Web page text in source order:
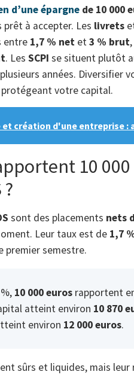
d’une épargne de 10 000
à accepter. Les livrets
entre 1,7 % net et3 % brut
. Les SCPI se situent plutôt
années. Diversifier
votre capital.
et création d'une entreprise :
10
sont des placements nets
Leur taux est de 1,7
premier semestre.
10 000 euros rapportent
atteint environ 10 870
environ 12 000 euros.
sûrs et liquides, mais